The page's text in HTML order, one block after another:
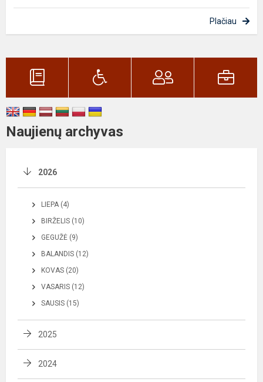
Plačiau
Naujienų archyvas
2026
LIEPA (4)
BIRŽELIS (10)
GEGUŽĖ (9)
BALANDIS (12)
KOVAS (20)
VASARIS (12)
SAUSIS (15)
2025
2024